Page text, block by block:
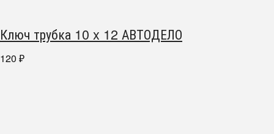
Ключ трубка 10 x 12 АВТОДЕЛО
120 ₽